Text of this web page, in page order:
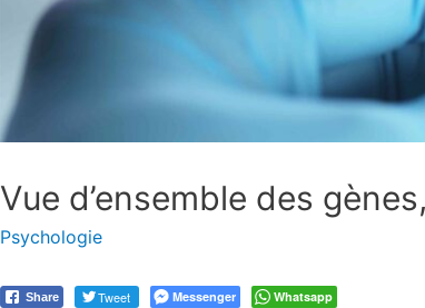
Vue d’ensemble des
Psychologie
Share Tweet Messenger Whatsapp